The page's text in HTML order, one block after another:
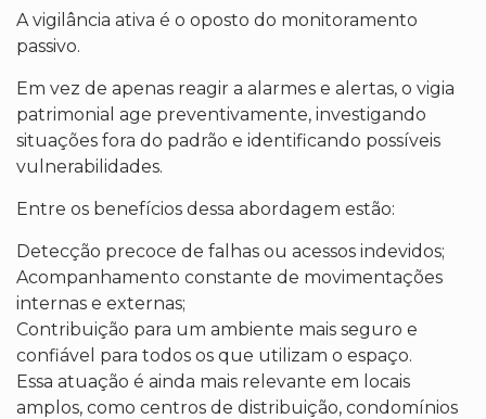
A vigilância ativa é o oposto do monitoramento
passivo.
Em vez de apenas reagir a alarmes e alertas, o vigia
patrimonial age preventivamente, investigando
situações fora do padrão e identificando possíveis
vulnerabilidades.
Entre os benefícios dessa abordagem estão:
Detecção precoce de falhas ou acessos indevidos;
Acompanhamento constante de movimentações
internas e externas;
Contribuição para um ambiente mais seguro e
confiável para todos os que utilizam o espaço.
Essa atuação é ainda mais relevante em locais
amplos, como centros de distribuição, condomínios